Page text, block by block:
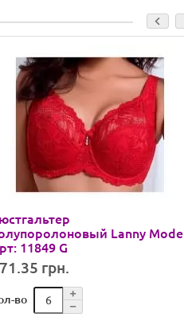
Lanny Mode
11849 G
грн.
во